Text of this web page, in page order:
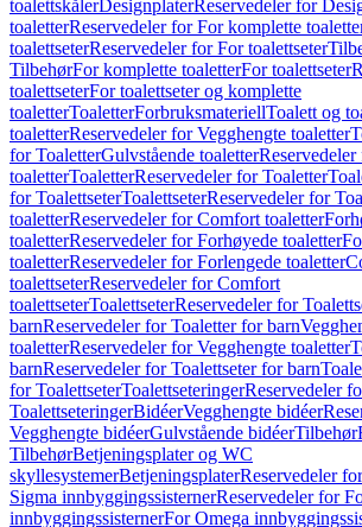
toalettskålerDesignplaterReservedeler for
toaletterReservedeler for For komplette
toalettseterReservedeler for For toalettseter
TilbehørFor komplette toaletterFor toalettseter
toalettseterFor toalettseter og komplette
toaletterToaletterForbruksmateriellToalett og
toaletterReservedeler for Vegghengte toaletter
for ToaletterGulvstående toaletter
toaletterToaletterReservedeler for Toaletter
for ToalettseterToalettseterReservedeler for
toaletterReservedeler for Comfort toaletter
toaletterReservedeler for Forhøyede toaletter
toaletterReservedeler for Forlengede toaletter
toalettseterReservedeler for Comfort
toalettseterToalettseterReservedeler for
barnReservedeler for Toaletter for barn
toaletterReservedeler for Vegghengte toaletter
barnReservedeler for Toalettseter for barn
for ToalettseterToalettseteringerReservedeler
ToalettseteringerBidéerVegghengte bidéer
Vegghengte bidéerGulvstående bidéerTilbehør
TilbehørBetjeningsplater og WC
skyllesystemerBetjeningsplaterReservedeler
Sigma innbyggingssisternerReservedeler for
innbyggingssisternerFor Omega